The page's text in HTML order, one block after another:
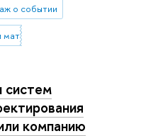
о событии
им. А.Н. Тихонова
систем
компанию